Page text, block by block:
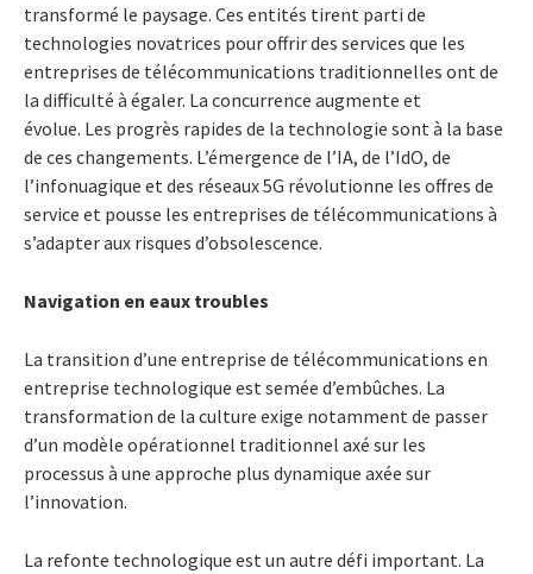
transformé le paysage. Ces entités tirent parti de
technologies novatrices pour offrir des services que les
entreprises de télécommunications traditionnelles ont de
la difficulté à égaler. La concurrence augmente et
évolue. Les progrès rapides de la technologie sont à la base
de ces changements. L’émergence de l’IA, de l’IdO, de
l’infonuagique et des réseaux 5G révolutionne les offres de
service et pousse les entreprises de télécommunications à
s’adapter aux risques d’obsolescence.
Navigation en eaux troubles
La transition d’une entreprise de télécommunications en
entreprise technologique est semée d’embûches. La
transformation de la culture exige notamment de passer
d’un modèle opérationnel traditionnel axé sur les
processus à une approche plus dynamique axée sur
l’innovation.
La refonte technologique est un autre défi important. La